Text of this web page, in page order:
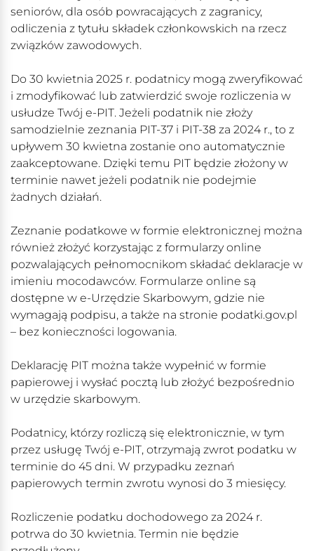
seniorów, dla osób powracających z zagranicy,
odliczenia z tytułu składek członkowskich na rzecz
związków zawodowych.
Do 30 kwietnia 2025 r. podatnicy mogą zweryfikować
i zmodyfikować lub zatwierdzić swoje rozliczenia w
usłudze Twój e-PIT. Jeżeli podatnik nie złoży
samodzielnie zeznania PIT-37 i PIT-38 za 2024 r., to z
upływem 30 kwietna zostanie ono automatycznie
zaakceptowane. Dzięki temu PIT będzie złożony w
terminie nawet jeżeli podatnik nie podejmie
żadnych działań.
Zeznanie podatkowe w formie elektronicznej można
również złożyć korzystając z formularzy online
pozwalających pełnomocnikom składać deklaracje w
imieniu mocodawców. Formularze online są
dostępne w e-Urzędzie Skarbowym, gdzie nie
wymagają podpisu, a także na stronie podatki.gov.pl
– bez konieczności logowania.
Deklarację PIT można także wypełnić w formie
papierowej i wysłać pocztą lub złożyć bezpośrednio
w urzędzie skarbowym.
Podatnicy, którzy rozliczą się elektronicznie, w tym
przez usługę Twój e-PIT, otrzymają zwrot podatku w
terminie do 45 dni. W przypadku zeznań
papierowych termin zwrotu wynosi do 3 miesięcy.
Rozliczenie podatku dochodowego za 2024 r.
potrwa do 30 kwietnia. Termin nie będzie